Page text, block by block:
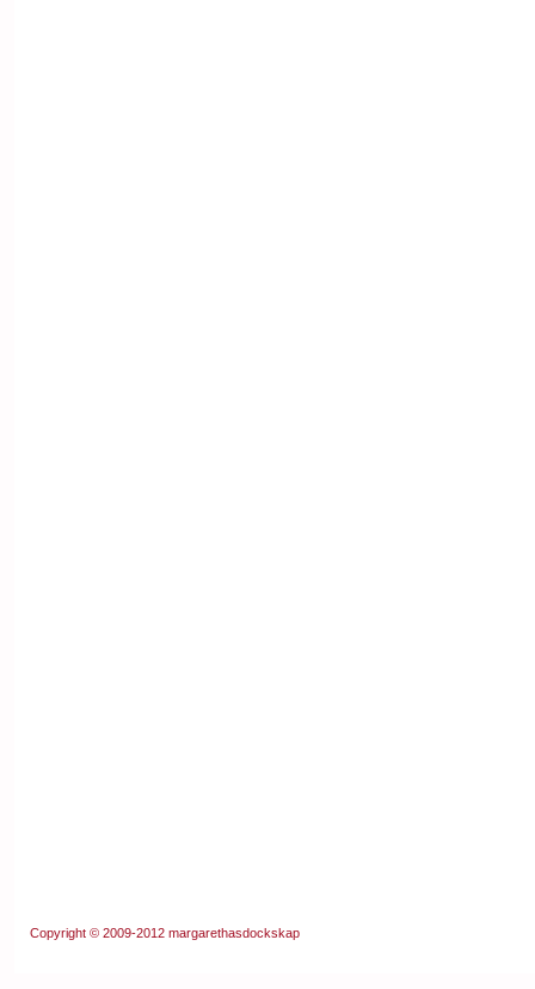
Copyright © 2009-2012 margarethasdockskap